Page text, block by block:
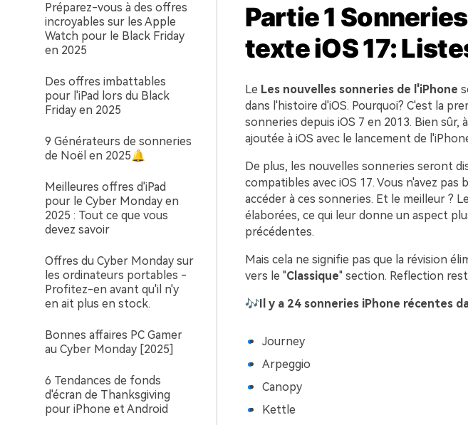
Préparez-vous à des offres
incroyables sur les Apple
Watch pour le Black Friday
en 2025
Des offres imbattables
pour l'iPad lors du Black
Friday en 2025
9 Générateurs de sonneries
de Noël en 2025🔔
Meilleures offres d'iPad
pour le Cyber Monday en
2025 : Tout ce que vous
devez savoir
Offres du Cyber Monday sur
les ordinateurs portables -
Profitez-en avant qu'il n'y
en ait plus en stock.
Bonnes affaires PC Gamer
au Cyber Monday [2025]
6 Tendances de fonds
d'écran de Thanksgiving
pour iPhone et Android
Partie 1
texte iOS 17:
Le Les nouvelles sonneries de l'iPhone
dans l'histoire d'iOS. Pourquoi? C'est la
sonneries depuis iOS 7 en 2013. Bien
ajoutée à iOS avec le lancement de
De plus, les nouvelles sonneries seront
compatibles avec iOS 17. Vous n'avez
accéder à ces sonneries. Et le meilleur ?
élaborées, ce qui leur donne un aspect
précédentes.
Mais cela ne signifie pas que la révision
vers le "Classique" section. Reflection
🎶Il y a 24 sonneries iPhone récentes
Journey
Arpeggio
Canopy
Kettle